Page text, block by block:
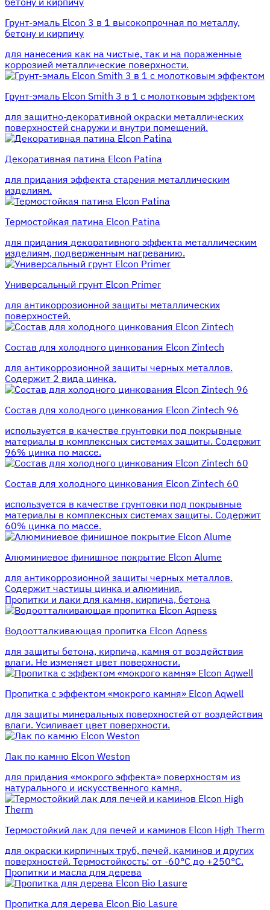
Грунт-эмаль Elcon 3 в 1 высокопрочная по металлу,
бетону и кирпичу
для нанесения как на чистые, так и на пораженные
коррозией металлические поверхности.
Грунт-эмаль Elcon Smith 3 в 1 с молотковым эффектом
для защитно-декоративной окраски металлических
поверхностей снаружи и внутри помещений.
Декоративная патина Elcon Patina
для придания эффекта старения металлическим
изделиям.
Термостойкая патина Elcon Patina
для придания декоративного эффекта металлическим
изделиям, подверженным нагреванию.
Универсальный грунт Elcon Primer
для антикоррозионной защиты металлических
поверхностей.
Состав для холодного цинкования Elcon Zintech
для антикоррозионной защиты черных металлов.
Содержит 2 вида цинка.
Состав для холодного цинкования Elcon Zintech 96
используется в качестве грунтовки под покрывные
материалы в комплексных системах защиты. Cодержит
96% цинка по массе.
Состав для холодного цинкования Elcon Zintech 60
используется в качестве грунтовки под покрывные
материалы в комплексных системах защиты. Cодержит
60% цинка по массе.
Алюминиевое финишное покрытие Elcon Alume
для антикоррозионной защиты черных металлов.
Содержит частицы цинка и алюминия.
Пропитки и лаки для камня, кирпича, бетона
Водоотталкивающая пропитка Elcon Aqness
для защиты бетона, кирпича, камня от воздействия
влаги. Не изменяет цвет поверхности.
Пропитка с эффектом «мокрого камня» Elcon Aqwell
для защиты минеральных поверхностей от воздействия
влаги. Усиливает цвет поверхности.
Лак по камню Elcon Weston
для придания «мокрого эффекта» поверхностям из
натурального и искусственного камня.
Термостойкий лак для печей и каминов Elcon High Therm
для окраски кирпичных труб, печей, каминов и других
поверхностей. Термостойкость: от -60°С до +250°С.
Пропитки и масла для дерева
Пропитка для дерева Elcon Bio Lasure